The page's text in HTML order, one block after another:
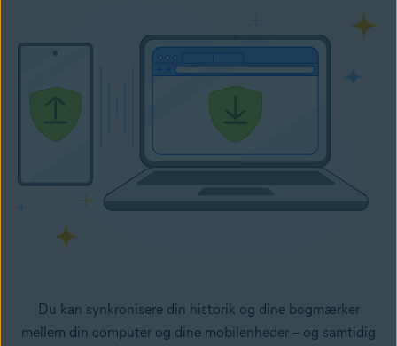
Du kan synkronisere din historik og dine bogmærker
mellem din computer og dine mobilenheder – og samtidig